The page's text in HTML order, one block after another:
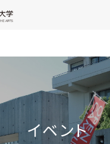
イベント